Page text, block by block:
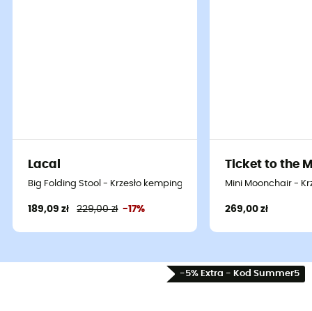
Lacal
Big Folding Stool - Krzesło kempingowe
189,09 zł 229,00 zł -17%
Ticket to the
Mini Moonchair -
269,00 zł
-5% Extra - Kod Summer5
lśniącego jeziora,Moonlite Reclining ChairodNemo
jak piórko i dyskretna, jest sprzymierzeńcem
poszukiwaczy przygód w poszukiwaniukomfortu,